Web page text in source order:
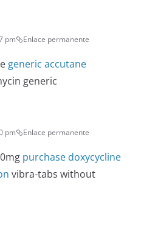
pm Enlace permanente
generic accutane
generic
pm Enlace permanente
purchase doxycycline
vibra-tabs without